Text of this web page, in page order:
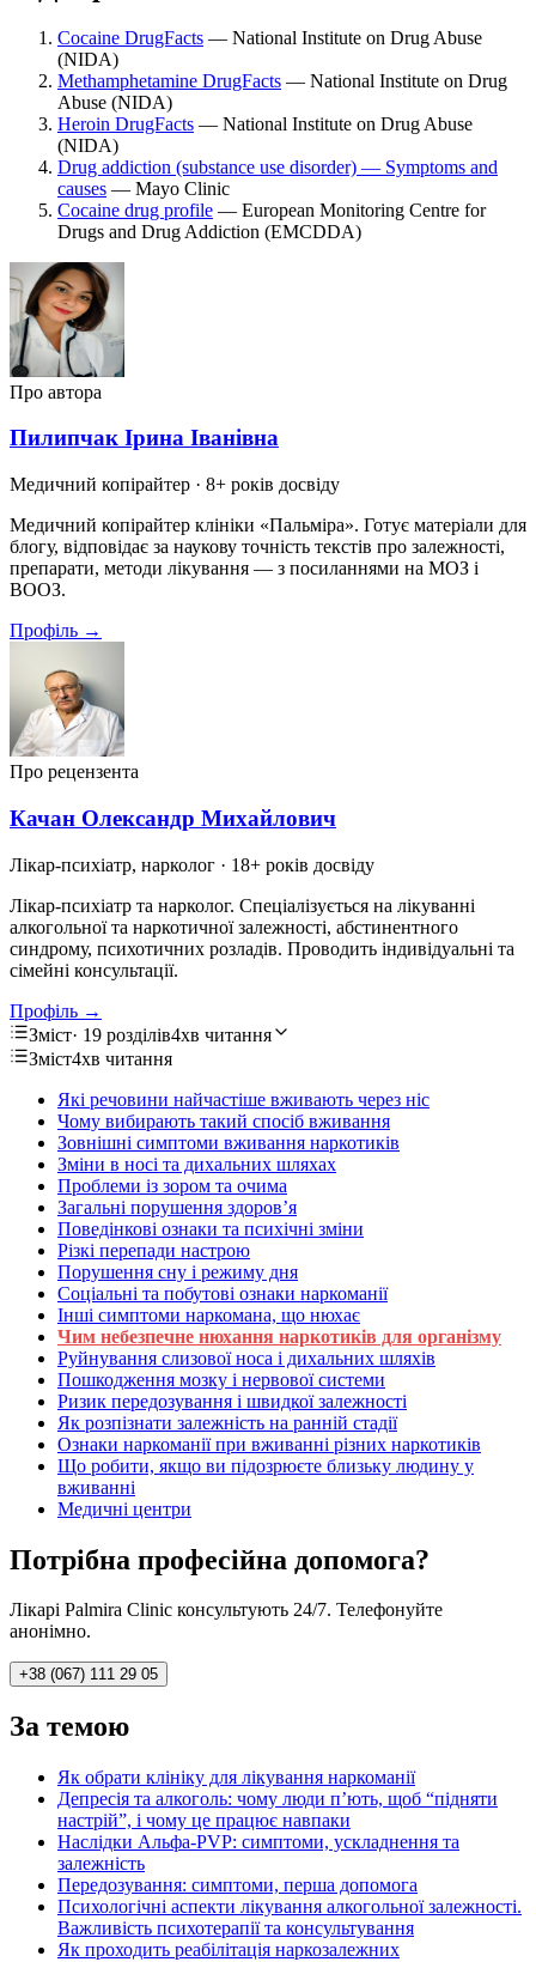
Cocaine DrugFacts — National Institute on Drug Abuse
(NIDA)
Methamphetamine DrugFacts — National Institute on Drug
Abuse (NIDA)
Heroin DrugFacts — National Institute on Drug Abuse
(NIDA)
Drug addiction (substance use disorder) — Symptoms and
causes — Mayo Clinic
Cocaine drug profile — European Monitoring Centre for
Drugs and Drug Addiction (EMCDDA)
Про автора
Пилипчак Ірина Іванівна
Медичний копірайтер · 8+ років досвіду
Медичний копірайтер клініки «Пальміра». Готує матеріали для
блогу, відповідає за наукову точність текстів про залежності,
препарати, методи лікування — з посиланнями на МОЗ і
ВООЗ.
Профіль →
Про рецензента
Качан Олександр Михайлович
Лікар-психіатр, нарколог · 18+ років досвіду
Лікар-психіатр та нарколог. Спеціалізується на лікуванні
алкогольної та наркотичної залежності, абстинентного
синдрому, психотичних розладів. Проводить індивідуальні та
сімейні консультації.
Профіль →
Зміст· 19 розділів4хв читання
Зміст4хв читання
Які речовини найчастіше вживають через ніс
Чому вибирають такий спосіб вживання
Зовнішні симптоми вживання наркотиків
Зміни в носі та дихальних шляхах
Проблеми із зором та очима
Загальні порушення здоров’я
Поведінкові ознаки та психічні зміни
Різкі перепади настрою
Порушення сну і режиму дня
Соціальні та побутові ознаки наркоманії
Інші симптоми наркомана, що нюхає
Чим небезпечне нюхання наркотиків для організму
Руйнування слизової носа і дихальних шляхів
Пошкодження мозку і нервової системи
Ризик передозування і швидкої залежності
Як розпізнати залежність на ранній стадії
Ознаки наркоманії при вживанні різних наркотиків
Що робити, якщо ви підозрюєте близьку людину у
вживанні
Медичні центри
Потрібна професійна допомога?
Лікарі Palmira Clinic консультують 24/7. Телефонуйте
анонімно.
+38 (067) 111 29 05
За темою
Як обрати клініку для лікування наркоманії
Депресія та алкоголь: чому люди п’ють, щоб “підняти
настрій”, і чому це працює навпаки
Наслідки Альфа-PVP: симптоми, ускладнення та
залежність
Передозування: симптоми, перша допомога
Психологічні аспекти лікування алкогольної залежності.
Важливість психотерапії та консультування
Як проходить реабілітація наркозалежних